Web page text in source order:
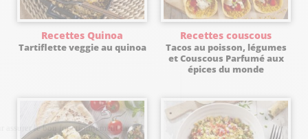
Recettes Quinoa
Tartiflette veggie au quinoa
Recettes couscous
Tacos au poisson, légumes
et Couscous Parfumé aux
épices du monde